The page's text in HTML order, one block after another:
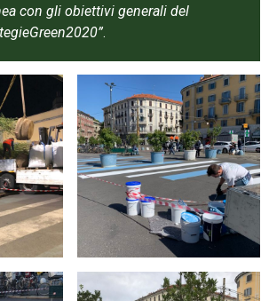
con gli obiettivi generali del
.